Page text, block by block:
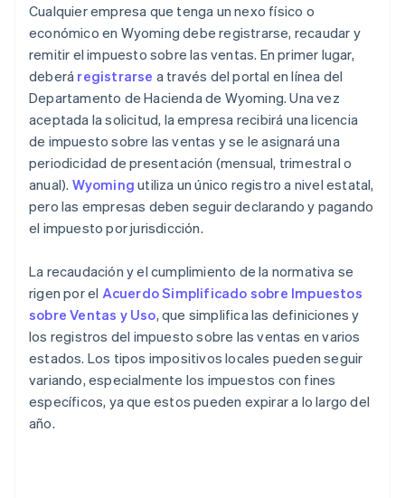
Cualquier empresa que tenga un nexo físico o
económico en Wyoming debe registrarse, recaudar y
remitir el impuesto sobre las ventas. En primer lugar,
deberá registrarse a través del portal en línea del
Departamento de Hacienda de Wyoming. Una vez
aceptada la solicitud, la empresa recibirá una licencia
de impuesto sobre las ventas y se le asignará una
periodicidad de presentación (mensual, trimestral o
anual). Wyoming utiliza un único registro a nivel estatal,
pero las empresas deben seguir declarando y pagando
el impuesto por jurisdicción.
La recaudación y el cumplimiento de la normativa se
rigen por el Acuerdo Simplificado sobre Impuestos
sobre Ventas y Uso, que simplifica las definiciones y
los registros del impuesto sobre las ventas en varios
estados. Los tipos impositivos locales pueden seguir
variando, especialmente los impuestos con fines
específicos, ya que estos pueden expirar a lo largo del
año.